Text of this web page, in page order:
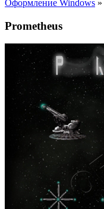
Оформление Windows »
Prometheus